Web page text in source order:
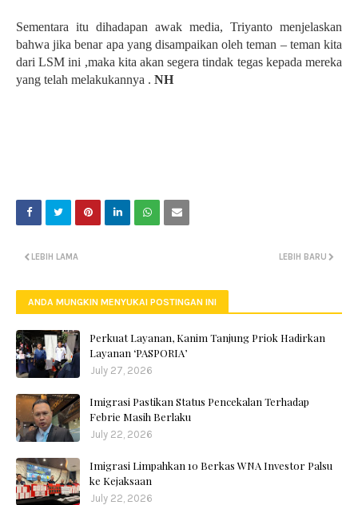
Sementara itu dihadapan awak media, Triyanto menjelaskan
bahwa jika benar apa yang disampaikan oleh teman – teman kita
dari LSM ini ,maka kita akan segera tindak tegas kepada mereka
yang telah melakukannya . NH
LEBIH BARU
LEBIH LAMA
ANDA MUNGKIN MENYUKAI POSTINGAN INI
Perkuat Layanan, Kanim Tanjung Priok Hadirkan
Layanan ‘PASPORIA’
July 27, 2026
Imigrasi Pastikan Status Pencekalan Terhadap
Febrie Masih Berlaku
July 22, 2026
Imigrasi Limpahkan 10 Berkas WNA Investor Palsu
ke Kejaksaan
July 22, 2026